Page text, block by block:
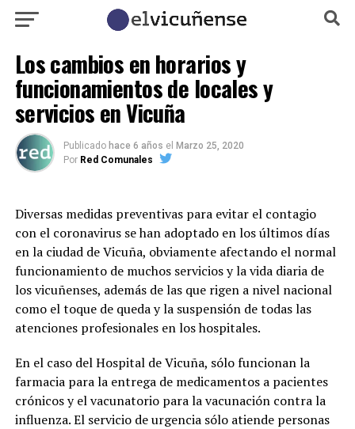
Los cambios en horarios y
funcionamientos de locales y
servicios en Vicuña
Publicado hace 6 años el Marzo 25, 2020
Por Red Comunales
Diversas medidas preventivas para evitar el contagio
con el coronavirus se han adoptado en los últimos días
en la ciudad de Vicuña, obviamente afectando el normal
funcionamiento de muchos servicios y la vida diaria de
los vicuñenses, además de las que rigen a nivel nacional
como el toque de queda y la suspensión de todas las
atenciones profesionales en los hospitales.
En el caso del Hospital de Vicuña, sólo funcionan la
farmacia para la entrega de medicamentos a pacientes
crónicos y el vacunatorio para la vacunación contra la
influenza. El servicio de urgencia sólo atiende personas